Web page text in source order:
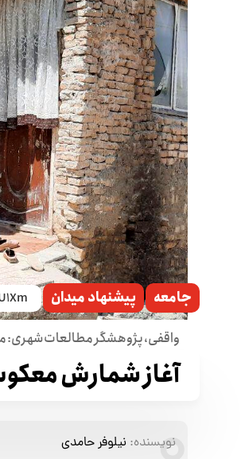
جامعه
پیشنهاد میدان
واقفی، پژوهشگر مطالعات شهری:
آغاز شمارش
نویسنده: نیلوفر حامدی